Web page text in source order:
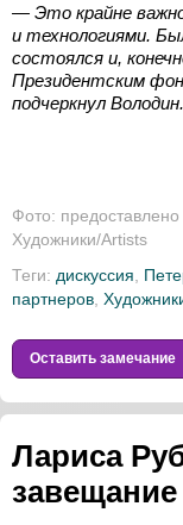
— Это крайне
и технологиями.
состоялся и,
Президентским
подчеркнул Володин.
Фото:
Художники/Artists
Теги: дискуссия
партнеров
Оставить замечание
Лариса
завещание